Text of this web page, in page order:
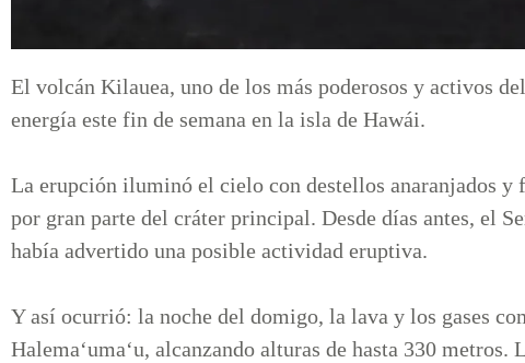
El volcán Kilauea, uno de los más poderosos y activos
energía este fin de semana en la isla de Hawái.
La erupción iluminó el cielo con destellos anaranjados
por gran parte del cráter principal. Desde días antes, el
había advertido una posible actividad eruptiva.
Y así ocurrió: la noche del domigo, la lava y los gases
Halemaʻumaʻu, alcanzando alturas de hasta 330